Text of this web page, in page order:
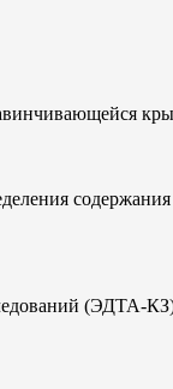
(ЭДТА-